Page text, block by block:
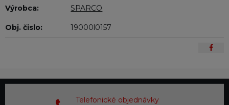
Výrobca: SPARCO
Obj. čislo: 19000l0157
Telefonické objednávky